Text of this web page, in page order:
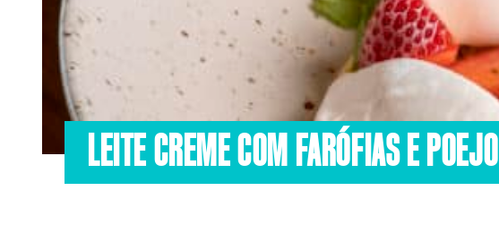
LEITE CREME COM FARÓFIAS E POEJO